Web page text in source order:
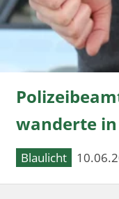
wanderte
Blaulicht